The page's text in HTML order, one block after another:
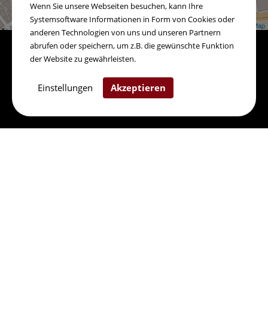
Leaflet| © OpenStreetMap
© 2026 Amalfi il Ristorante.
Erstellt mitGastro.Digital
Wenn Sie unsere Webseiten besuchen, kann Ihre
Systemsoftware Informationen in Form von Cookies oder
anderen Technologien von uns und unseren Partnern
abrufen oder speichern, um z.B. die gewünschte Funktion
der Website zu gewährleisten.
Einstellungen Akzeptieren